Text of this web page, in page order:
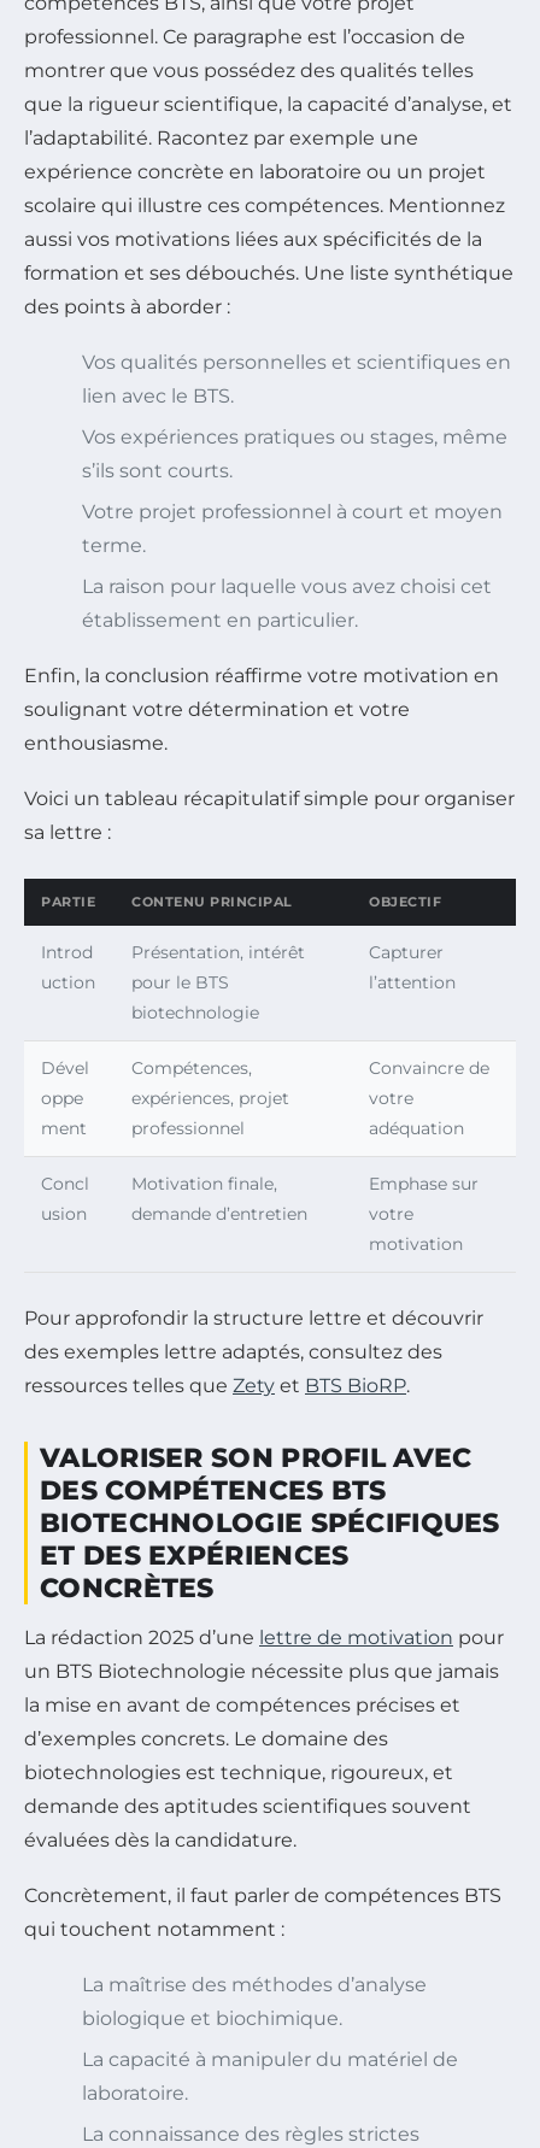
professionnel. Ce paragraphe est l’occasion de
montrer que vous possédez des qualités telles
que la rigueur scientifique, la capacité d’analyse, et
l’adaptabilité. Racontez par exemple une
expérience concrète en laboratoire ou un projet
scolaire qui illustre ces compétences. Mentionnez
aussi vos motivations liées aux spécificités de la
formation et ses débouchés. Une liste synthétique
des points à aborder :
Vos qualités personnelles et scientifiques en
lien avec le BTS.
Vos expériences pratiques ou stages, même
s’ils sont courts.
Votre projet professionnel à court et moyen
terme.
La raison pour laquelle vous avez choisi cet
établissement en particulier.
Enfin, la conclusion réaffirme votre motivation en
soulignant votre détermination et votre
enthousiasme.
Voici un tableau récapitulatif simple pour organiser
sa lettre :
PARTIE CONTENU PRINCIPAL OBJECTIF
Introd
uction
Présentation, intérêt
pour le BTS
biotechnologie
Capturer
l’attention
Dével
oppe
ment
Compétences,
expériences, projet
professionnel
Convaincre de
votre
adéquation
Concl
usion
Motivation finale,
demande d’entretien
Emphase sur
votre
motivation
Pour approfondir la structure lettre et découvrir
des exemples lettre adaptés, consultez des
ressources telles que Zety et BTS BioRP.
VALORISER SON PROFIL AVEC
DES COMPÉTENCES BTS
BIOTECHNOLOGIE SPÉCIFIQUES
ET DES EXPÉRIENCES
CONCRÈTES
La rédaction 2025 d’une lettre de motivation pour
un BTS Biotechnologie nécessite plus que jamais
la mise en avant de compétences précises et
d’exemples concrets. Le domaine des
biotechnologies est technique, rigoureux, et
demande des aptitudes scientifiques souvent
évaluées dès la candidature.
Concrètement, il faut parler de compétences BTS
qui touchent notamment :
La maîtrise des méthodes d’analyse
biologique et biochimique.
La capacité à manipuler du matériel de
laboratoire.
La connaissance des règles strictes